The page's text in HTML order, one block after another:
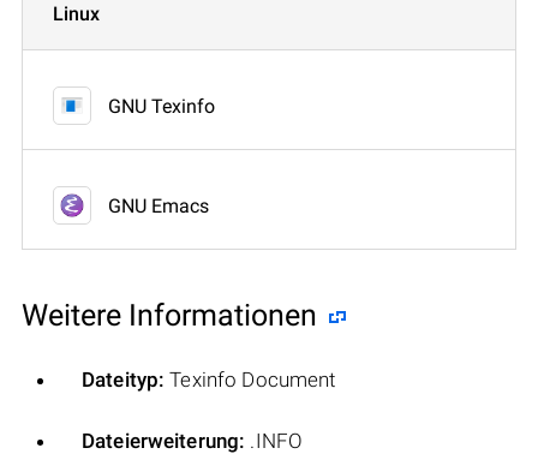
Linux
GNU Texinfo
GNU Emacs
Weitere Informationen
Dateityp: Texinfo Document
Dateierweiterung: .INFO